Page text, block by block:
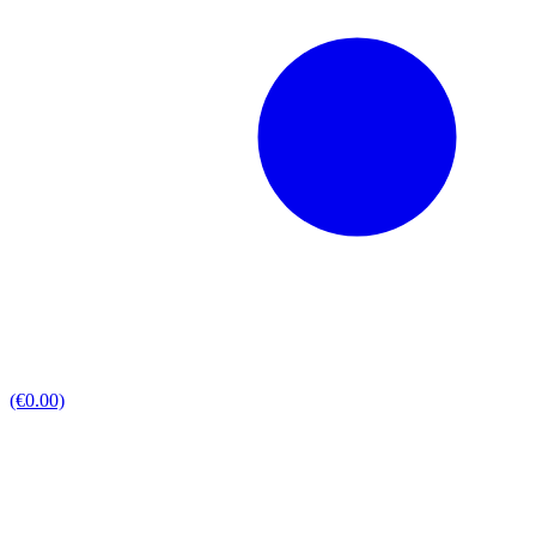
(€0.00)